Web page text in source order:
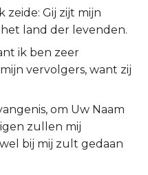
zeide: Gij zijt mijn
land der levenden.
ik ben zeer
vervolgers, want zij
om Uw Naam
zullen mij
bij mij zult gedaan